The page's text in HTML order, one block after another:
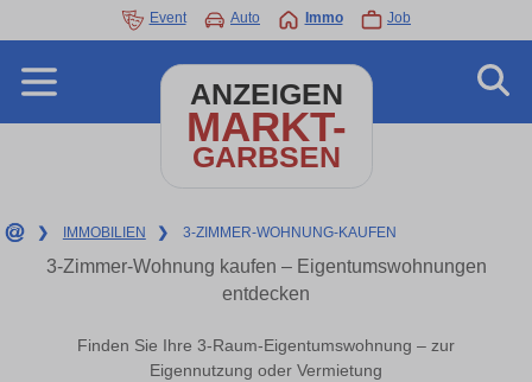
Event Auto Immo Job
ANZEIGEN
MARKT-
GARBSEN
❯ IMMOBILIEN ❯ 3-ZIMMER-WOHNUNG-KAUFEN
3-Zimmer-Wohnung kaufen – Eigentumswohnungen
entdecken
Finden Sie Ihre 3-Raum-Eigentumswohnung – zur
Eigennutzung oder Vermietung